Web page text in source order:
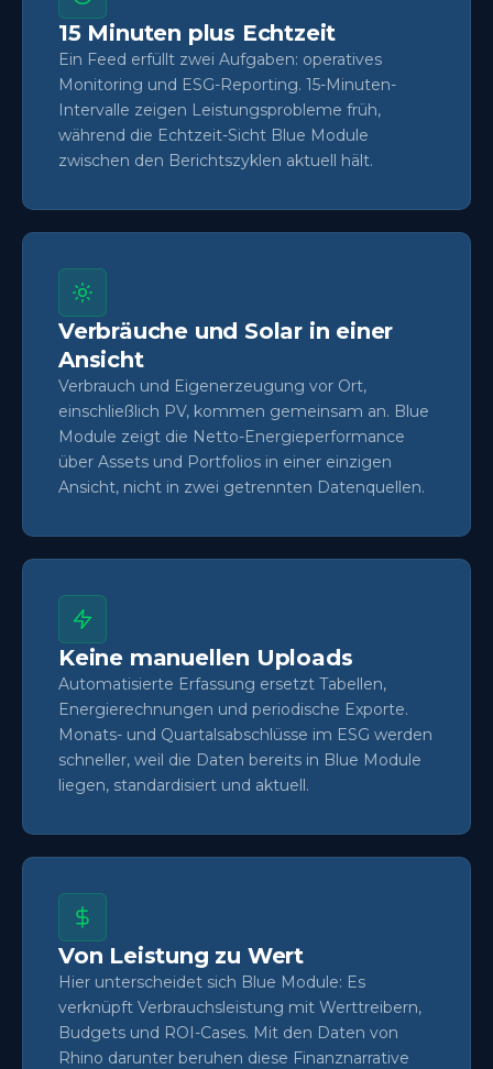
15 Minuten plus Echtzeit
Ein Feed erfüllt zwei Aufgaben: operatives
Monitoring und ESG-Reporting. 15-Minuten-
Intervalle zeigen Leistungsprobleme früh,
während die Echtzeit-Sicht Blue Module
zwischen den Berichtszyklen aktuell hält.
Verbräuche und Solar in einer
Ansicht
Verbrauch und Eigenerzeugung vor Ort,
einschließlich PV, kommen gemeinsam an. Blue
Module zeigt die Netto-Energieperformance
über Assets und Portfolios in einer einzigen
Ansicht, nicht in zwei getrennten Datenquellen.
Keine manuellen Uploads
Automatisierte Erfassung ersetzt Tabellen,
Energierechnungen und periodische Exporte.
Monats- und Quartalsabschlüsse im ESG werden
schneller, weil die Daten bereits in Blue Module
liegen, standardisiert und aktuell.
Von Leistung zu Wert
Hier unterscheidet sich Blue Module: Es
verknüpft Verbrauchsleistung mit Werttreibern,
Budgets und ROI-Cases. Mit den Daten von
Rhino darunter beruhen diese Finanznarrative